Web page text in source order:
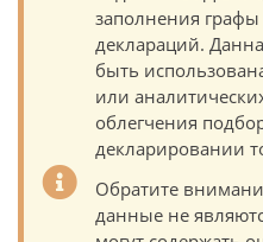
заполнения
деклараций.
быть
или
облегчения
декларировании
Обратите
данные не